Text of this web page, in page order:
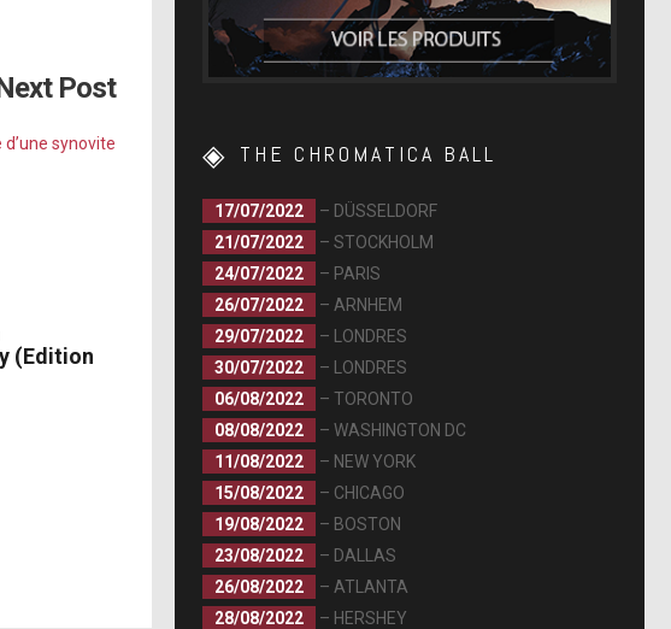
Post
synovite
(Edition
THE CHROMATICA BALL
17/07/2022
– DÜSSELDORF
21/07/2022
– STOCKHOLM
24/07/2022
– PARIS
26/07/2022
– ARNHEM
29/07/2022
– LONDRES
30/07/2022
– LONDRES
06/08/2022
– TORONTO
08/08/2022
– WASHINGTON DC
11/08/2022
– NEW YORK
15/08/2022
– CHICAGO
19/08/2022
– BOSTON
23/08/2022
– DALLAS
26/08/2022
– ATLANTA
28/08/2022
– HERSHEY